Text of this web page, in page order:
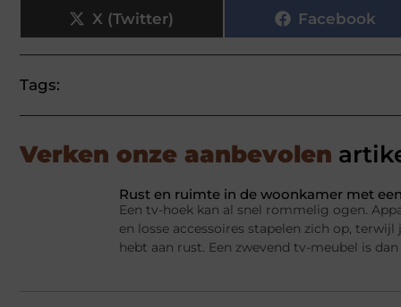
X (Twitter) Facebook
Tags:
Verken onze aanbevolen
Rust en ruimte in de woonkamer met
Een tv-hoek kan al snel rommelig ogen.
en losse accessoires stapelen zich op,
hebt aan rust. Een zwevend tv-meubel is